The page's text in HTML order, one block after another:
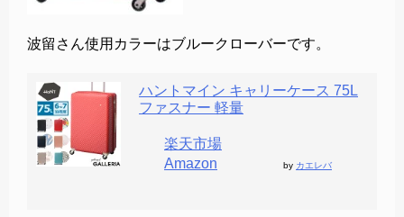
波留さん使用カラーはブルークローバーです。
ハントマイン キャリーケース 75L
ファスナー 軽量
楽天市場
Amazon
by カエレバ